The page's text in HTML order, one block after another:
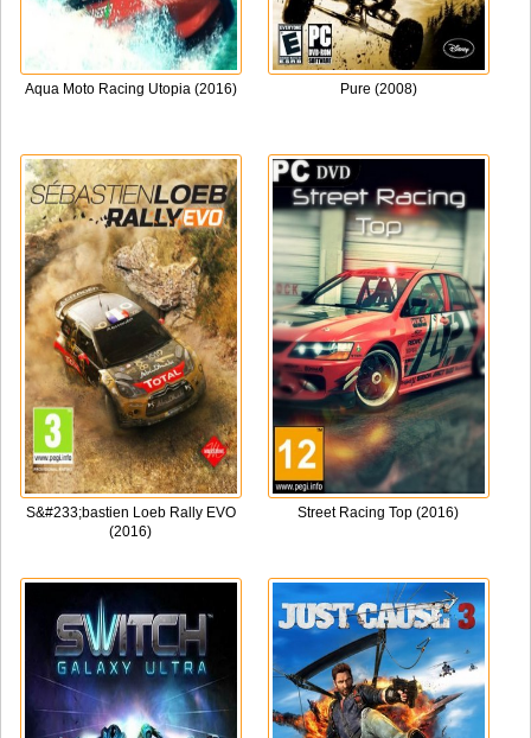
Aqua Moto Racing Utopia (2016) Pure (2008)
S&#233;bastien Loeb Rally EVO
(2016)
Street Racing Top (2016)